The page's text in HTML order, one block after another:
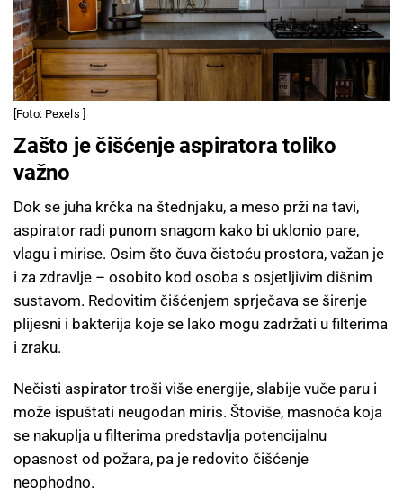
[Foto: Pexels ]
Zašto je čišćenje aspiratora toliko
važno
Dok se juha krčka na štednjaku, a meso prži na tavi,
aspirator radi punom snagom kako bi uklonio pare,
vlagu i mirise. Osim što čuva čistoću prostora, važan je
i za zdravlje – osobito kod osoba s osjetljivim dišnim
sustavom. Redovitim čišćenjem sprječava se širenje
plijesni i bakterija koje se lako mogu zadržati u filterima
i zraku.
Nečisti aspirator troši više energije, slabije vuče paru i
može ispuštati neugodan miris. Štoviše, masnoća koja
se nakuplja u filterima predstavlja potencijalnu
opasnost od požara, pa je redovito čišćenje
neophodno.